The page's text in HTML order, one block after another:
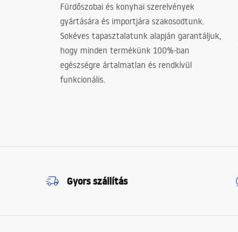
Fürdőszobai és konyhai szerelvények
gyártására és importjára szakosodtunk.
Sokéves tapasztalatunk alapján garantáljuk,
hogy minden termékünk 100%-ban
egészségre ártalmatlan és rendkívül
funkcionális.
Gyors szállítás